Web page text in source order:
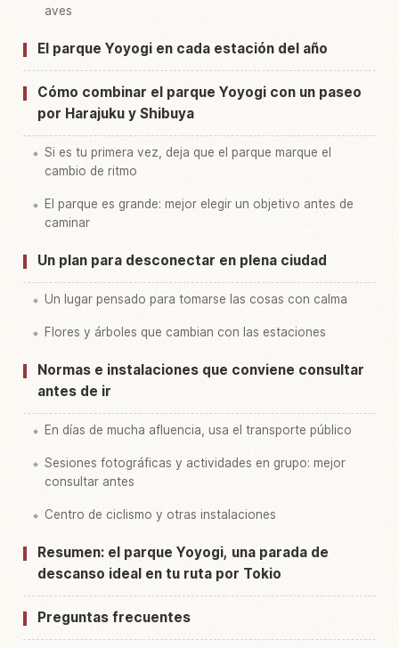
aves
El parque Yoyogi en cada estación del año
Cómo combinar el parque Yoyogi con un paseo
por Harajuku y Shibuya
Si es tu primera vez, deja que el parque marque el
cambio de ritmo
El parque es grande: mejor elegir un objetivo antes de
caminar
Un plan para desconectar en plena ciudad
Un lugar pensado para tomarse las cosas con calma
Flores y árboles que cambian con las estaciones
Normas e instalaciones que conviene consultar
antes de ir
En días de mucha afluencia, usa el transporte público
Sesiones fotográficas y actividades en grupo: mejor
consultar antes
Centro de ciclismo y otras instalaciones
Resumen: el parque Yoyogi, una parada de
descanso ideal en tu ruta por Tokio
Preguntas frecuentes